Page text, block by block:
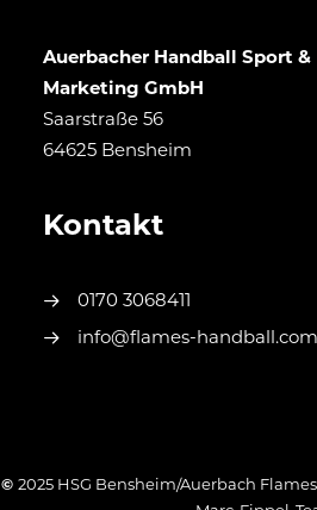
Auerbacher Handball Sport &
Marketing GmbH
Saarstraße 56
64625 Bensheim
Kontakt
0170 3068411
info@flames-handball.com
© 2025 HSG Bensheim/Auerbach